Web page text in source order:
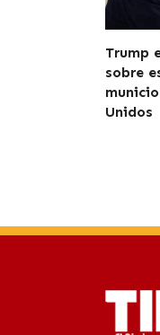
Trump
sobre
Unidos